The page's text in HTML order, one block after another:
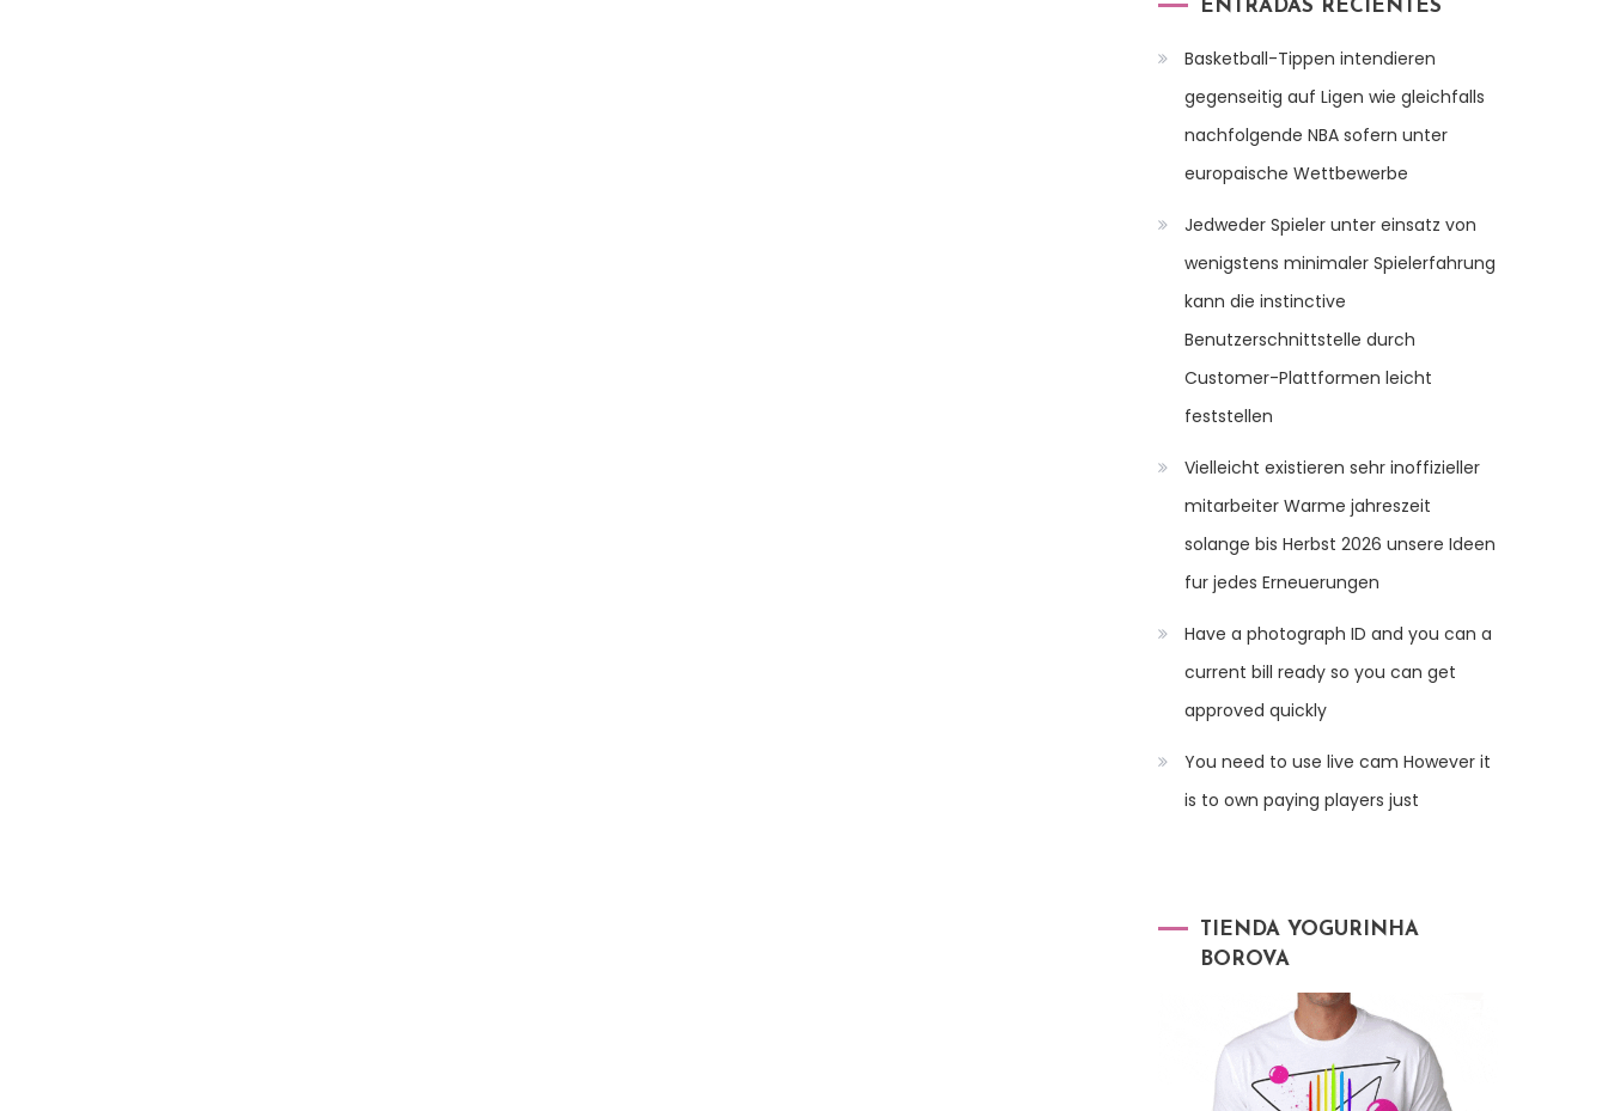
ENTRADAS RECIENTES
Basketball-Tippen intendieren
gegenseitig auf Ligen wie gleichfalls
nachfolgende NBA sofern unter
europaische Wettbewerbe
Jedweder Spieler unter einsatz von
wenigstens minimaler Spielerfahrung
kann die instinctive
Benutzerschnittstelle durch
Customer-Plattformen leicht
feststellen
Vielleicht existieren sehr inoffizieller
mitarbeiter Warme jahreszeit
solange bis Herbst 2026 unsere Ideen
fur jedes Erneuerungen
Have a photograph ID and you can a
current bill ready so you can get
approved quickly
You need to use live cam However it
is to own paying players just
TIENDA YOGURINHA
BOROVA